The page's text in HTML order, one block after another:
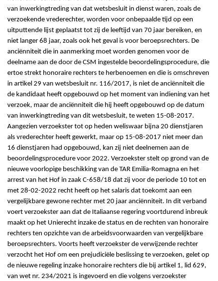
van inwerkingtreding van dat wetsbesluit in dienst waren, zoals de
verzoekende vrederechter, worden voor onbepaalde tijd op een
uitputtende lijst geplaatst tot zij de leeftijd van 70 jaar bereiken, en
niet langer 68 jaar, zoals ook het geval is voor beroepsrechters. De
anciënniteit die in aanmerking moet worden genomen voor de
deelname aan de door de CSM ingestelde beoordelingsprocedure, die
ertoe strekt honoraire rechters te herbenoemen en die is omschreven
in artikel 29 van wetsbesluit nr. 116/2017, is niet de anciënniteit die
de kandidaat heeft opgebouwd op het moment van indiening van het
verzoek, maar de anciënniteit die hij heeft opgebouwd op de datum
van inwerkingtreding van dit wetsbesluit, te weten 15-08-2017.
Aangezien verzoekster tot op heden weliswaar bijna 20 dienstjaren
als vrederechter heeft gewerkt, maar op 15-08-2017 niet meer dan
16 dienstjaren had opgebouwd, kan zij niet deelnemen aan de
beoordelingsprocedure voor 2022. Verzoekster stelt op grond van de
nieuwe voorlopige beschikking van de TAR Emilia-Romagna en het
arrest van het Hof in zaak C-658/18 dat zij voor de periode 10 tot en
met 28-02-2022 recht heeft op het salaris dat toekomt aan een
vergelijkbare gewone rechter met 20 jaar anciënniteit. In dit verband
voert verzoekster aan dat de Italiaanse regering voortdurend inbreuk
maakt op het Unierecht inzake de status en de rechten van honoraire
rechters ten opzichte van de arbeidsvoorwaarden van vergelijkbare
beroepsrechters. Voorts heeft verzoekster de verwijzende rechter
verzocht het Hof om een prejudiciële beslissing te verzoeken, gelet op
de nieuwe regeling inzake honoraire rechters die bij artikel 1, lid 629,
van wet nr. 234/2021 is ingevoerd en die volgens verzoekster